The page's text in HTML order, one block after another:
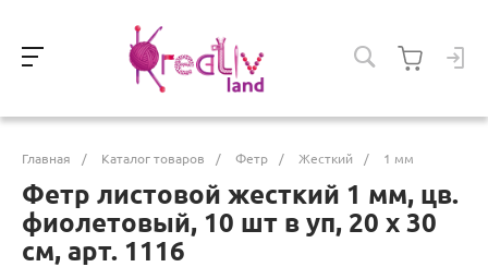
Главная / Каталог товаров / Фетр / Жесткий / 1 мм
Фетр листовой жесткий 1 мм, цв.
фиолетовый, 10 шт в уп, 20 х 30
см, арт. 1116